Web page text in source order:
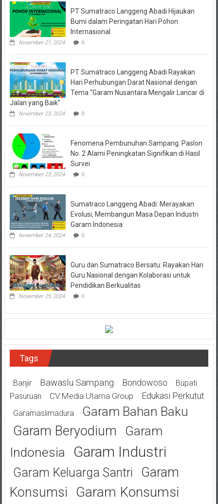
Water
Bombing
PT Sumatraco Langgeng Abadi Hijaukan
Bumi dalam Peringatan Hari Pohon
Internasional
November 21, 2024 0
PT Sumatraco Langgeng Abadi Rayakan
Hari Perhubungan Darat Nasional dengan
Tema “Garam Nusantara Mengalir Lancar di
Jalan yang Baik”
November 23, 2024 0
Fenomena Pembunuhan Sampang: Paslon
No. 2 Alami Peningkatan Signifikan di Hasil
Survei
November 23, 2024 0
Sumatraco Langgeng Abadi: Merayakan
Evolusi, Membangun Masa Depan Industri
Garam Indonesia
November 24, 2024 0
Guru dan Sumatraco Bersatu: Rayakan Hari
Guru Nasional dengan Kolaborasi untuk
Pendidikan Berkualitas
November 25, 2024 0
Tags
Banjir Bawaslu Sampang Bondowoso
Bupati
Pasuruan
CV.Media Utama Group Edukasi Perkutut
Garamaslimadura Garam Bahan Baku
Garam Beryodium
Garam
Indonesia
Garam Industri
Garam Keluarga Santri
Garam
Konsumsi
Garam Konsumsi